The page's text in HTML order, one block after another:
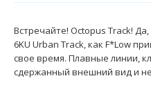
Встречайте! Octopus Track!
6KU Urban Track, как F*Low
свое время. Плавные линии,
сдержанный внешний вид и